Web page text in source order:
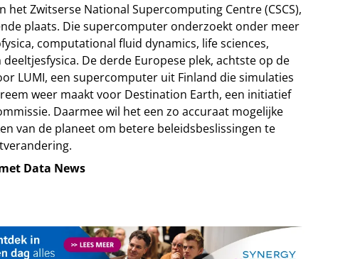
het Zwitserse National Supercomputing Centre (CSCS),
plaats. Die supercomputer onderzoekt onder meer
computational fluid dynamics, life sciences,
De derde Europese plek, achtste op de
LUMI, een supercomputer uit Finland die simulaties
weer maakt voor Destination Earth, een initiatief
Daarmee wil het een zo accuraat mogelijke
van de planeet om betere beleidsbeslissingen te
Data News